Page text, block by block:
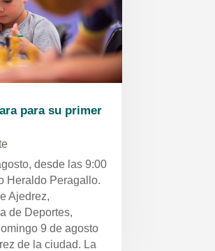
para su primer
desde las 9:00
Heraldo Peragallo.
Ajedrez,
de Deportes,
9 de agosto
de la ciudad. La